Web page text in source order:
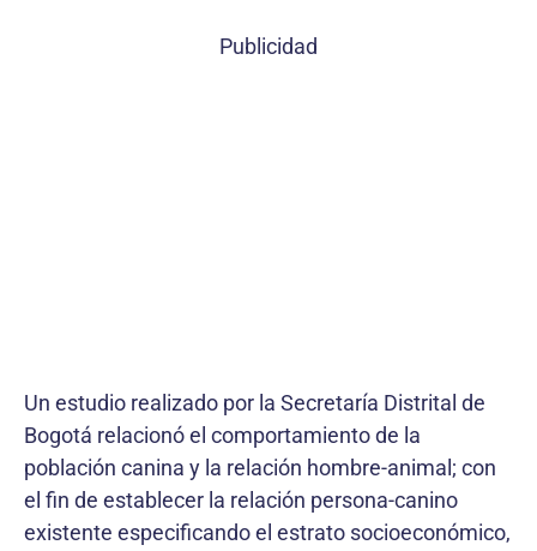
Publicidad
Un estudio realizado por la Secretaría Distrital de
Bogotá relacionó el comportamiento de la
población canina y la relación hombre-animal; con
el fin de establecer la relación persona-canino
existente especificando el estrato socioeconómico,